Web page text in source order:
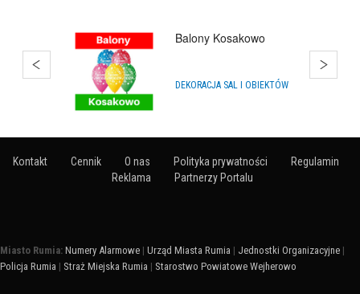
Impra Shop
PRODUKTY IMPREZOWE, PARTY
Kontakt Cennik O nas Polityka prywatności
Regulamin
Reklama
Partnerzy Portalu
Miasto Rumia: Numery Alarmowe | Urząd Miasta Rumia | Jednostki Organizacyjne |
Policja Rumia | Straż Miejska Rumia | Starostwo Powiatowe Wejherowo